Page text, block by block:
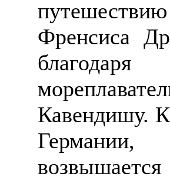
Френсиса
Кавендишу.